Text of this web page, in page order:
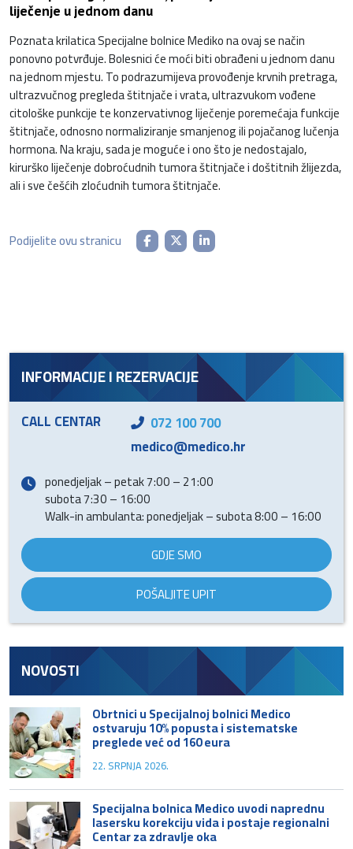
liječenje u jednom danu
Poznata krilatica Specijalne bolnice Mediko na ovaj se način
ponovno potvrđuje. Bolesnici će moći biti obrađeni u jednom danu
na jednom mjestu. To podrazumijeva provođenje krvnih pretraga,
ultrazvučnog pregleda štitnjače i vrata, ultrazvukom vođene
citološke punkcije te konzervativnog liječenje poremećaja funkcije
štitnjače, odnosno normaliziranje smanjenog ili pojačanog lučenja
hormona. Na kraju, sada je moguće i ono što je nedostajalo,
kirurško liječenje dobroćudnih tumora štitnjače i doštitnih žlijezda,
ali i sve češćih zloćudnih tumora štitnjače.
Podijelite ovu stranicu
INFORMACIJE I REZERVACIJE
CALL CENTAR
072 100 700
medico@medico.hr
ponedjeljak – petak 7:00 – 21:00
subota 7:30 – 16:00
Walk-in ambulanta: ponedjeljak – subota 8:00 – 16:00
GDJE SMO
POŠALJITE UPIT
NOVOSTI
Obrtnici u Specijalnoj bolnici Medico
ostvaruju 10% popusta i sistematske
preglede već od 160 eura
22. SRPNJA 2026.
Specijalna bolnica Medico uvodi naprednu
lasersku korekciju vida i postaje regionalni
Centar za zdravlje oka